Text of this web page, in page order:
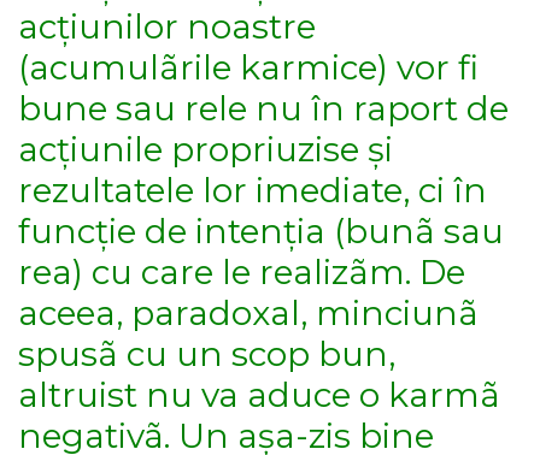
acțiunilor noastre
(acumulãrile karmice) vor fi
bune sau rele nu în raport de
acțiunile propriuzise și
rezultatele lor imediate, ci în
funcție de intenția (bunã sau
rea) cu care le realizãm. De
aceea, paradoxal, minciunã
spusã cu un scop bun,
altruist nu va aduce o karmã
negativã. Un așa-zis bine